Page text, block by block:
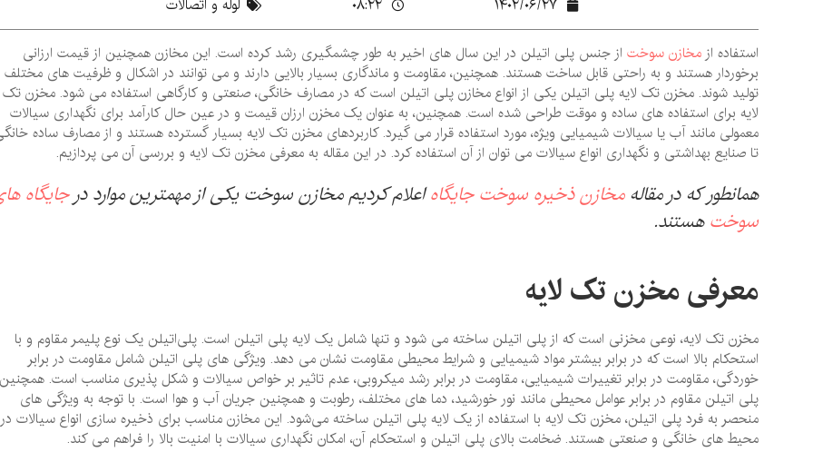
۱۴۰۲/۰۶/۲۷ ۰۸:۲۲ لوله و اتصالات
استفاده ازمخازن سوخت از جنس پلی اتیلن در این سال‌ های اخیر به طور چشمگیری رشد کرده است. این مخازن همچنین از قیمت ارزانی
برخوردار هستند و به راحتی قابل ساخت هستند. همچنین، مقاومت و ماندگاری بسیار بالایی دارند و می ‌توانند در اشکال و ظرفیت ‌های مختلف
تولید شوند. مخزن تک لایه پلی اتیلن یکی از انواع مخازن پلی اتیلن است که در مصارف خانگی، صنعتی و کارگاهی استفاده می ‌شود. مخزن تک
لایه برای استفاده‌ های ساده و موقت طراحی شده است. همچنین، به عنوان یک مخزن ارزان قیمت و در عین حال کارآمد برای نگهداری سیالات
معمولی مانند آب یا سیالات شیمیایی ویژه، مورد استفاده قرار می‌ گیرد. کاربردهای مخزن تک لایه بسیار گسترده هستند و از مصارف ساده
تا صنایع بهداشتی و نگهداری انواع سیالات می ‌توان از آن استفاده کرد. در این مقاله به معرفی مخزن تک لایه و بررسی آن می پردازیم.
همانطور که در مقالهمخازن ذخیره سوخت جایگاهاعلام کردیم مخازن سوخت یکی از مهمترین موارد درجایگاه
سوختهستند.
معرفی مخزن تک لایه
مخزن تک لایه، نوعی مخزنی است که از پلی‌ اتیلن ساخته می ‌شود و تنها شامل یک لایه پلی‌ اتیلن است. پلی‌اتیلن یک نوع پلیمر مقاوم و با
استحکام بالا است که در برابر بیشتر مواد شیمیایی و شرایط محیطی مقاومت نشان می ‌دهد. ویژگی ‌های پلی ‌اتیلن شامل مقاومت در برابر
خوردگی، مقاومت در برابر تغییرات شیمیایی، مقاومت در برابر رشد میکروبی، عدم تاثیر بر خواص سیالات و شکل‌ پذیری مناسب است.
پلی‌ اتیلن مقاوم در برابر عوامل محیطی مانند نور خورشید، دما های مختلف، رطوبت و همچنین جریان آب و هوا است. با توجه به ویژگی‌ های
منحصر به فرد پلی ‌اتیلن، مخزن تک لایه با استفاده از یک لایه پلی ‌اتیلن ساخته می‌شود. این مخازن مناسب برای ذخیره‌ سازی انواع سیالات در
محیط‌ های خانگی و صنعتی هستند. ضخامت بالای پلی ‌اتیلن و استحکام آن، امکان نگهداری سیالات با امنیت بالا را فراهم می ‌کند.